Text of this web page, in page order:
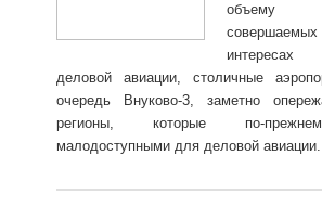
объему
интересах
деловой авиации, столичные
очередь Внуково-3, заметно
регионы, которые по-
малодоступными для деловой авиации.